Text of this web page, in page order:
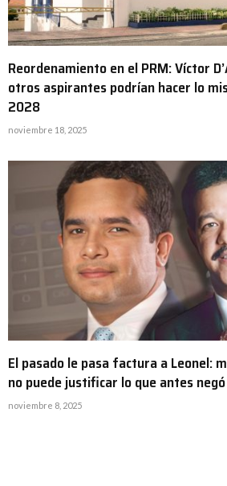
Reordenamiento en el PRM: Víctor
otros aspirantes podrían hacer lo
2028
noviembre 18, 2025
El pasado le pasa factura a Leonel:
no puede justificar lo que antes negó
noviembre 8, 2025